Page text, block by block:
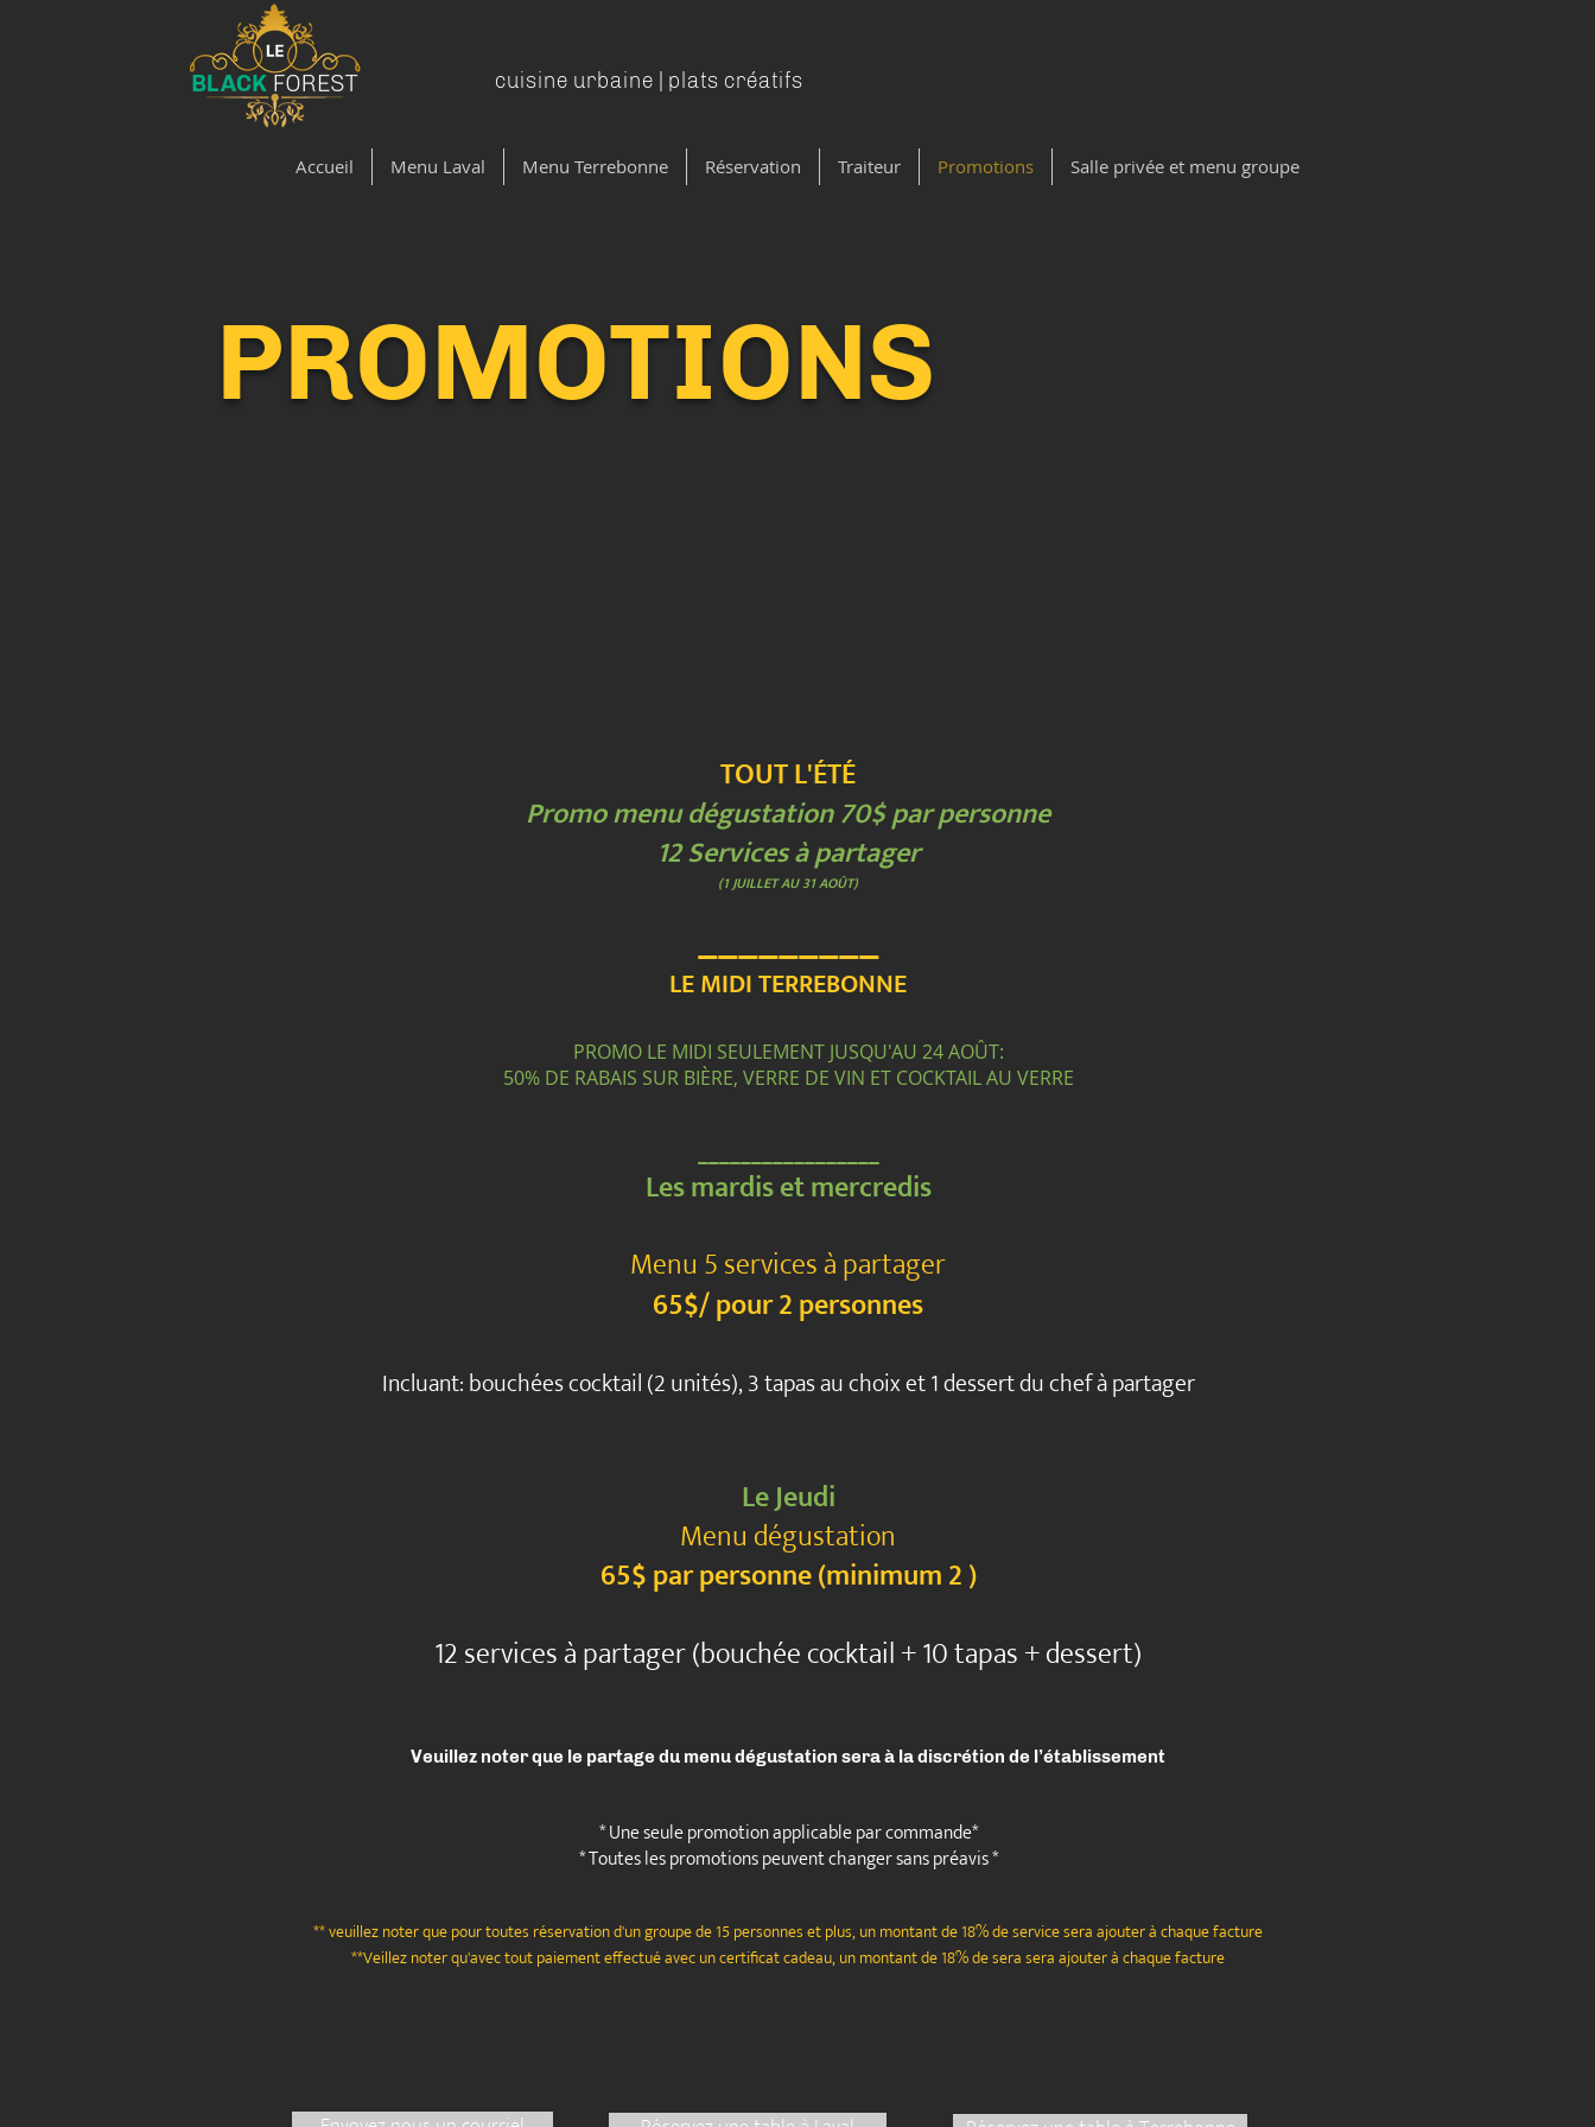
cuisine urbaine | plats créatifs
Accueil Menu Laval Menu Terrebonne Réservation Traiteur Promotions Salle privée et menu groupe
PROMOTIONS
TOUT L'ÉTÉ
Promo menu dégustation 70$ par personne
12 Services à partager
(1 JUILLET AU 31 AOÛT)
_________
LE MIDI TERREBONNE
PROMO LE MIDI SEULEMENT JUSQU'AU 24 AOÛT:
50% DE RABAIS SUR BIÈRE, VERRE DE VIN ET COCKTAIL AU VERRE
_________________
Les mardis et mercredis
Menu 5 services à partager
65$/ pour 2 personnes
Incluant: bouchées cocktail (2 unités), 3 tapas au choix et 1 dessert du chef à partager
Le ​Jeudi
Menu dégustation
65$ par personne (minimum 2 )
12 services à partager (bouchée cocktail + 10 tapas + dessert)
Veuillez noter que le partage du menu dégustation sera à la discrétion de l’établissement
* Une seule promotion applicable par commande*
* Toutes les promotions peuvent changer sans préavis *
** veuillez noter que pour toutes réservation d'un groupe de 15 personnes et plus, un montant de 18% de service sera ajouter à chaque facture
**Veillez noter qu'avec tout paiement effectué avec un certificat cadeau, un montant de 18% de sera sera ajouter à chaque facture